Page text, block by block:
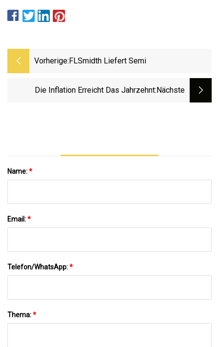
Vorherige: FLSmidth Liefert Semi
Die Inflation Erreicht Das Jahrzehnt:nächste
Name:*
Email:*
Telefon/WhatsApp:*
Thema:*